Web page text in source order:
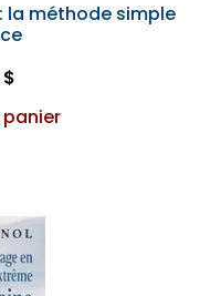
la méthode simple
$